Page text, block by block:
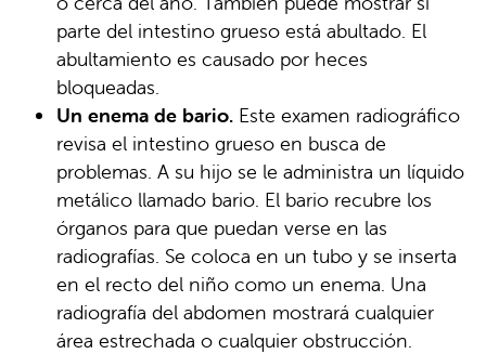
parte del intestino grueso está abultado. El
abultamiento es causado por heces
bloqueadas.
Un enema de bario. Este examen radiográfico
revisa el intestino grueso en busca de
problemas. A su hijo se le administra un líquido
metálico llamado bario. El bario recubre los
órganos para que puedan verse en las
radiografías. Se coloca en un tubo y se inserta
en el recto del niño como un enema. Una
radiografía del abdomen mostrará cualquier
área estrechada o cualquier obstrucción.